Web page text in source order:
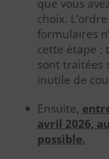
que vous
choix.
formulaires
cette étape :
sont traitées
inutile de
Ensuite,
avril 2026,
possible.